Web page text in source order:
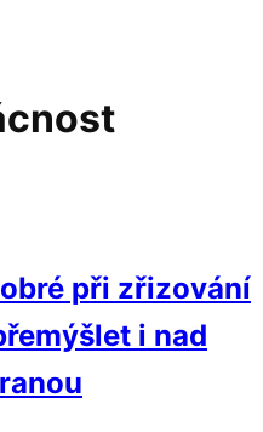
při zřizování
i nad